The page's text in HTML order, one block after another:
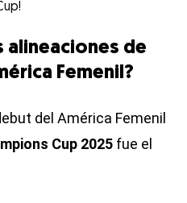
alineaciones de
Femenil?
del América Femenil
Cup 2025 fue el